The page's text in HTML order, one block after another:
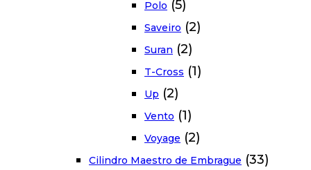
Polo (5)
Saveiro (2)
Suran (2)
T-Cross (1)
Up (2)
Vento (1)
Voyage (2)
Cilindro Maestro de Embrague (33)